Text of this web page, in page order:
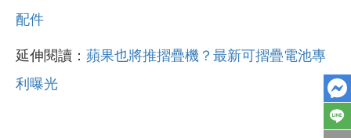
配件
延伸閱讀： 蘋果也將推摺疊機？最新可摺疊電池專
利曝光